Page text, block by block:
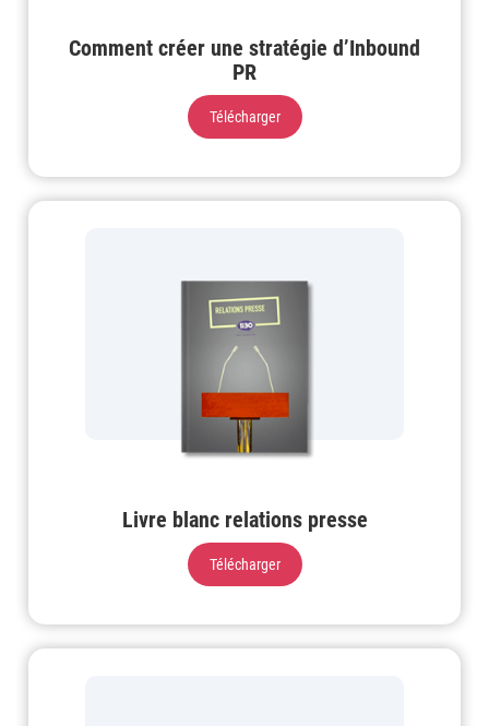
Comment créer une stratégie d’Inbound
PR
Télécharger
Livre blanc relations presse
Télécharger